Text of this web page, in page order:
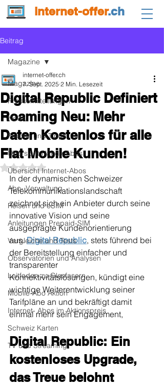
internet-offer.ch
Beitrag
Magazine
Pressemitteilungen
News
Fragen und Tipps
Übersicht Handy-Abos
Übersicht Internet-Abos
Abo- Verwaltung
Reisen und eSIM
Anleitungen Prepaid-SIM
Vergleiche und Tests
Observatorien und Analysen
Leitfaden zu Glasfasern
Mobile-Abo Aktion
Internet- Abos im Aktionspreis
Schweiz Karten
TV und Streaming
Magazine
Digital Republic Definiert
Roaming Neu: Mehr
Daten Kostenlos für alle
Flat Mobile Kunden!
internet-offer.ch
7. Sept. 2025 2 Min. Lesezeit
Mit NaN von 5 Sternen bewertet.
In der dynamischen Schweizer
Telekommunikationslandschaft
zeichnet sich ein Anbieter durch seine
innovative Vision und seine
ausgeprägte Kundenorientierung
aus. Digital Republic, stets führend bei
der Bereitstellung einfacher und
transparenter
Konnektivitätslösungen, kündigt eine
wichtige Weiterentwicklung seiner
Tarifpläne an und bekräftigt damit
einmal mehr sein Engagement,
Digital Republic: Ein
kostenloses Upgrade,
das Treue belohnt